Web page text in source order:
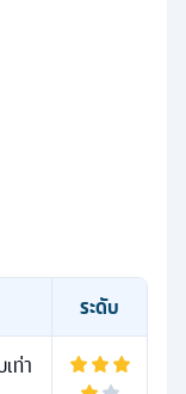
ระดับ
ท่า